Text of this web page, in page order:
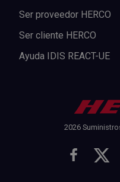
Ser proveedor HERCO
Ser cliente HERCO
Ayuda IDIS REACT-UE
2026